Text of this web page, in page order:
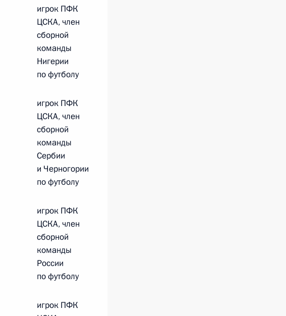
игрок ПФК
ЦСКА, член
сборной
команды
Нигерии
по футболу
игрок ПФК
ЦСКА, член
сборной
команды
Сербии
и Черногории
по футболу
игрок ПФК
ЦСКА, член
сборной
команды
России
по футболу
игрок ПФК